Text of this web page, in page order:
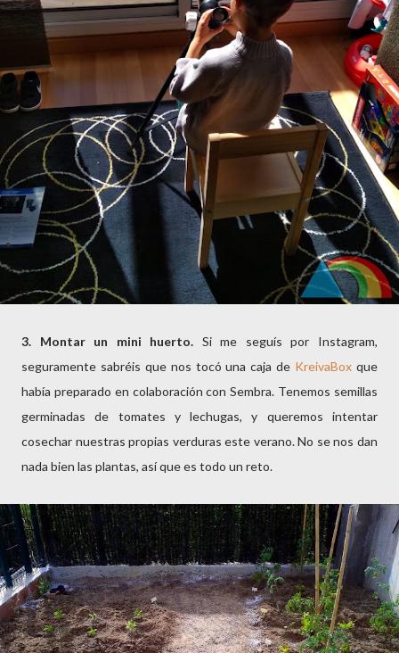
3. Montar un mini huerto. Si me seguís por Instagram,
seguramente sabréis que nos tocó una caja de KreivaBox que
había preparado en colaboración con Sembra. Tenemos semillas
germinadas de tomates y lechugas, y queremos intentar
cosechar nuestras propias verduras este verano. No se nos dan
nada bien las plantas, así que es todo un reto.